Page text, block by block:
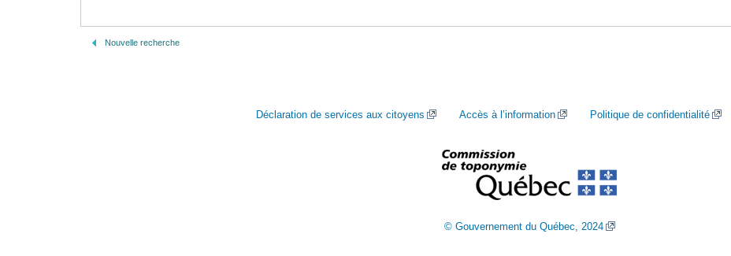
Nouvelle recherche
Déclaration de services aux citoyens Accès à l’information Politique de confidentialité
© Gouvernement du Québec, 2024